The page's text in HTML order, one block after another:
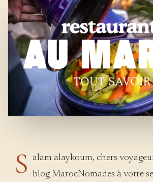
S
alam alaykoum, chers
blog MarocNomades à votre